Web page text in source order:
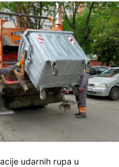
udarnih rupa u